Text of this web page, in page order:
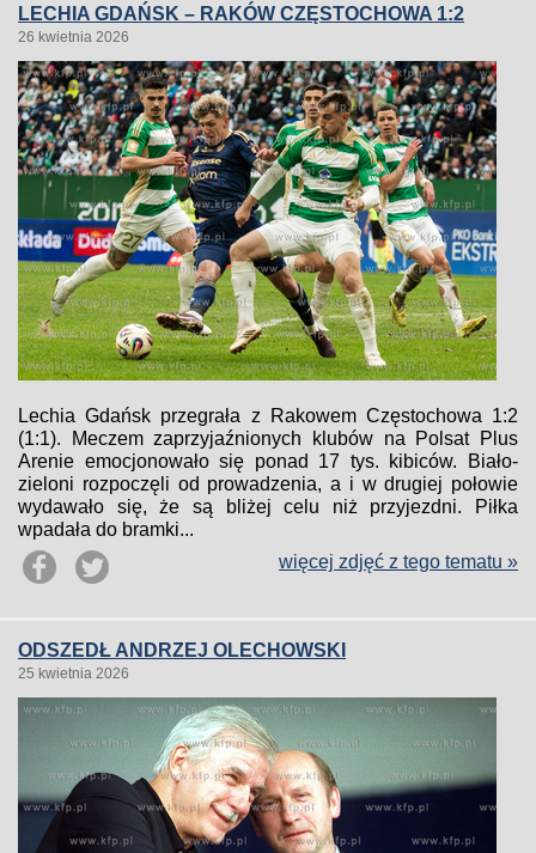
LECHIA GDAŃSK – RAKÓW CZĘSTOCHOWA 1:2
26 kwietnia 2026
Lechia Gdańsk przegrała z Rakowem Częstochowa 1:2
(1:1). Meczem zaprzyjaźnionych klubów na Polsat Plus
Arenie emocjonowało się ponad 17 tys. kibiców. Biało-
zieloni rozpoczęli od prowadzenia, a i w drugiej połowie
wydawało się, że są bliżej celu niż przyjezdni. Piłka
wpadała do bramki...
więcej zdjęć z tego tematu »
ODSZEDŁ ANDRZEJ OLECHOWSKI
25 kwietnia 2026